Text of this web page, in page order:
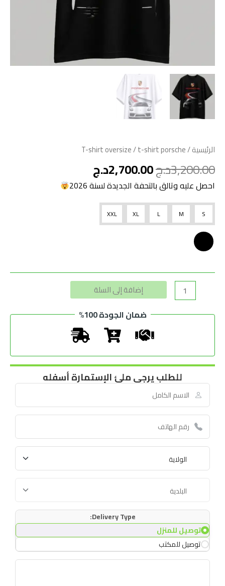
الرئيسية/
T-shirt oversize/ t-shirt porsche
3,200.00د.ج2,700.00د.ج
احصل عليه وتالق بالتحفة الجديدة لسنة 2026
S
M
L
XL
XXL
إضافة إلى السلة
ضمان الجودة 100%
للطلب يرجى ملئ الإستمارة أسفله
Delivery Type:
توصيل للمنزل
توصيل للمكتب